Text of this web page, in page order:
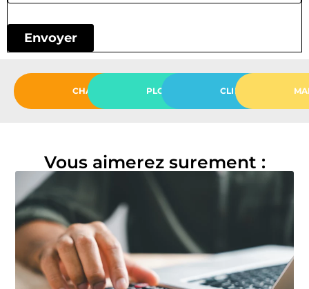
Envoyer
CHAUFFAGE PLOMBERIE CLIMATISATION
Vous aimerez surement :